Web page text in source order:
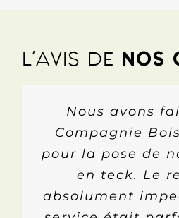
L’AVIS DE NOS
Nous avons
Compagnie
pour la pose de
en teck. Le
absolument
Je suis client
années chez
Exotiques et
trouvé
qualité du
Je recommande
de
Exotiques, car
accompagnés
fin, on a pu